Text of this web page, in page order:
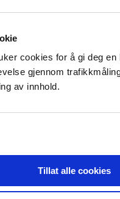
cookies for å gi deg en
gjennom
av innhold.
Tillat alle cookies
av de største
Nasjonal
helsetjenesten har
prosent